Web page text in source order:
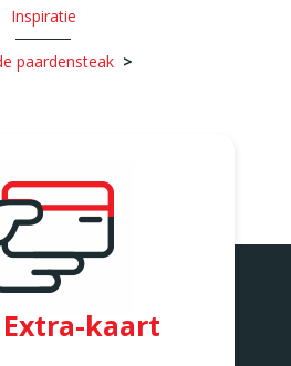
Inspiratie
paardensteak
Extra-kaart